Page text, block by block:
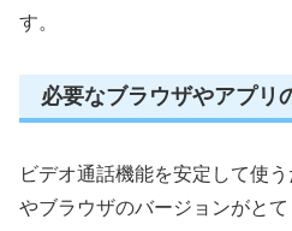
す。
必要なブラウザやアプリ
ビデオ通話機能を安定して使
やブラウザのバージョンがとて